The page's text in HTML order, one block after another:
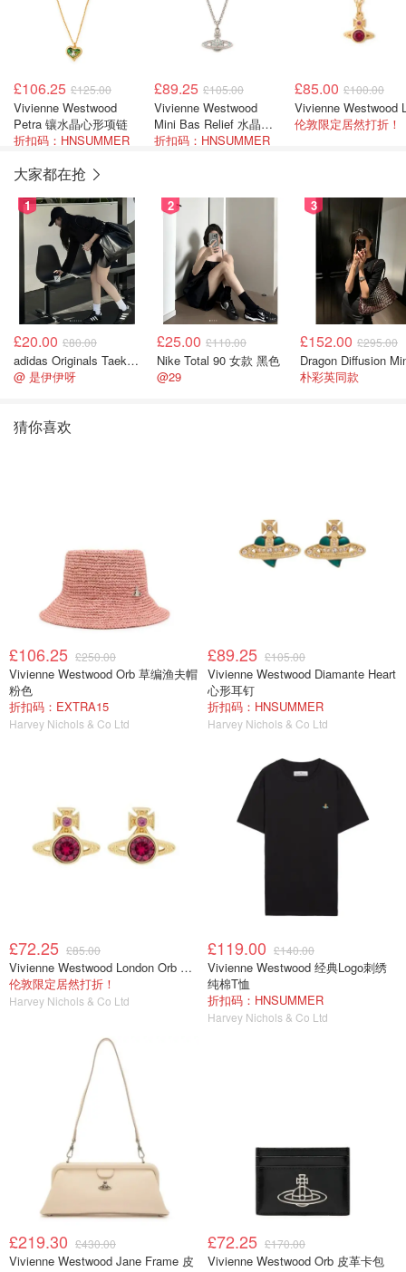
£106.25 £125.00
Vivienne Westwood
Petra 镶水晶心形项链
折扣码：HNSUMMER
£89.25 £105.00
Vivienne Westwood
Mini Bas Relief 水晶装
饰球形项链
折扣码：HNSUMMER
£85.00 £100.00
伦敦限定居然打折！
大家都在抢
1
£20.00 £80.00
adidas Originals Taekwondo 女款黑色运动鞋
@ 是伊伊呀
2
£25.00 £110.00
Nike Total 90 女款 黑色
@29
3
£152.00 £295.00
朴彩英同款
猜你喜欢
£106.25 £250.00
Vivienne Westwood Orb 草编渔夫帽
粉色
折扣码：EXTRA15
Harvey Nichols & Co Ltd
£89.25 £105.00
Vivienne Westwood Diamante Heart
心形耳钉
折扣码：HNSUMMER
Harvey Nichols & Co Ltd
£72.25 £85.00
Vivienne Westwood London Orb 耳钉
伦敦限定居然打折！
Harvey Nichols & Co Ltd
£119.00 £140.00
Vivienne Westwood 经典Logo刺绣
纯棉T恤
折扣码：HNSUMMER
Harvey Nichols & Co Ltd
£219.30 £430.00
Vivienne Westwood Jane Frame 皮
£72.25 £170.00
Vivienne Westwood Orb 皮革卡包